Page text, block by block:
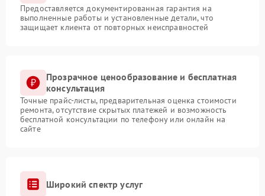
Предоставляется документированная гарантия на
выполненные работы и установленные детали, что
защищает клиента от повторных неисправностей
Прозрачное ценообразование и бесплатная
консультация
Точные прайс-листы, предварительная оценка стоимости
ремонта, отсутствие скрытых платежей и возможность
бесплатной консультации по телефону или онлайн на
сайте
Широкий спектр услуг